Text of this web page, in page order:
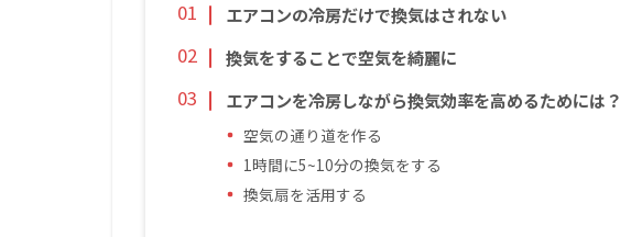
エアコンの冷房だけで換気はされない
換気をすることで空気を綺麗に
エアコンを冷房しながら換気効率を高めるためには？
空気の通り道を作る
1時間に5~10分の換気をする
換気扇を活用する